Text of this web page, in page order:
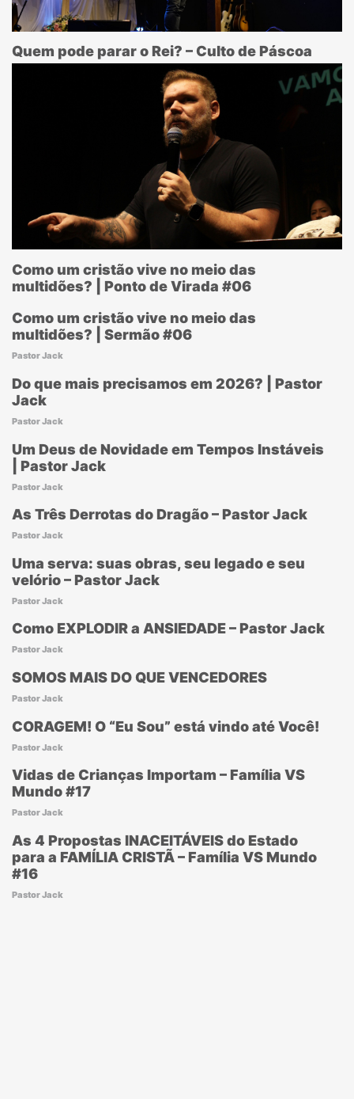
Quem pode parar o Rei? – Culto de Páscoa
Como um cristão vive no meio das
multidões? | Ponto de Virada #06
Como um cristão vive no meio das
multidões? | Sermão #06
Pastor Jack
Do que mais precisamos em 2026? | Pastor
Jack
Pastor Jack
Um Deus de Novidade em Tempos Instáveis
| Pastor Jack
Pastor Jack
As Três Derrotas do Dragão – Pastor Jack
Pastor Jack
Uma serva: suas obras, seu legado e seu
velório – Pastor Jack
Pastor Jack
Como EXPLODIR a ANSIEDADE – Pastor Jack
Pastor Jack
SOMOS MAIS DO QUE VENCEDORES
Pastor Jack
CORAGEM! O “Eu Sou” está vindo até Você!
Pastor Jack
Vidas de Crianças Importam – Família VS
Mundo #17
Pastor Jack
As 4 Propostas INACEITÁVEIS do Estado
para a FAMÍLIA CRISTÃ – Família VS Mundo
#16
Pastor Jack